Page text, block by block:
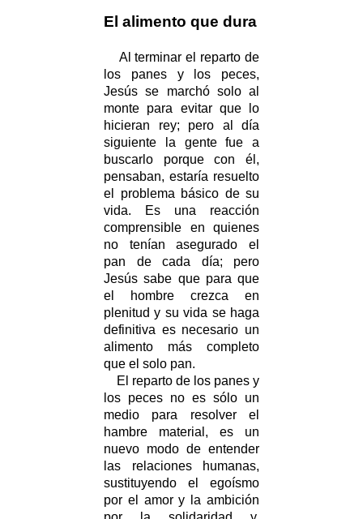
El alimento que dura
Al terminar el reparto de
los panes y los peces,
Jesús se marchó solo al
monte para evitar que lo
hicieran rey; pero al día
siguiente la gente fue a
buscarlo porque con él,
pensaban, estaría resuelto
el problema básico de su
vida. Es una reacción
comprensible en quienes
no tenían asegurado el
pan de cada día; pero
Jesús sabe que para que
el hombre crezca en
plenitud y su vida se haga
definitiva es necesario un
alimento más completo
que el solo pan.
El reparto de los panes y
los peces no es sólo un
medio para resolver el
hambre material, es un
nuevo modo de entender
las relaciones humanas,
sustituyendo el egoísmo
por el amor y la ambición